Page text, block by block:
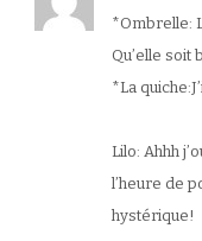
*Ombrelle:
Qu’elle soit
*La
Lilo: Ahhh
l’heure de
hystérique!